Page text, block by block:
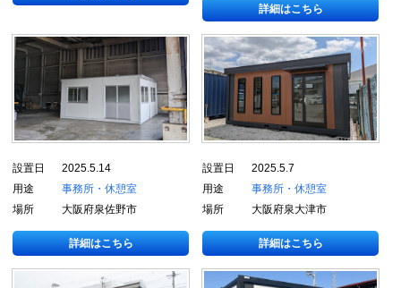
詳細はこちら
設置日
2025.5.14
用途
事務所・休憩室
場所
大阪府泉佐野市
詳細はこちら
設置日
2025.5.7
用途
事務所・休憩室
場所
大阪府泉大津市
詳細はこちら